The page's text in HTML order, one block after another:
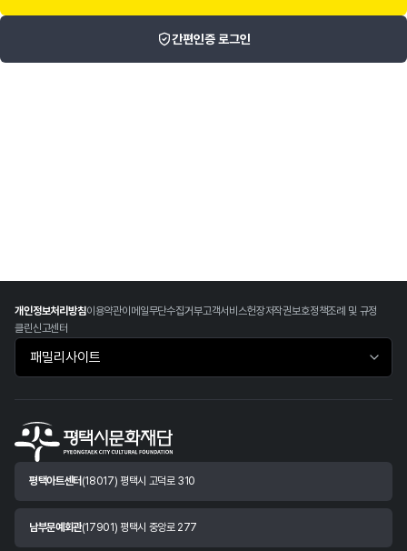
간편인증 로그인
개인정보처리방침이용약관이메일무단수집거부고객서비스헌장저작권보호정책조례 및 규정
클린신고센터
패밀리사이트 바로가기
평택아트센터 (18017) 평택시 고덕로 310
남부문예회관(17901) 평택시 중앙로 277